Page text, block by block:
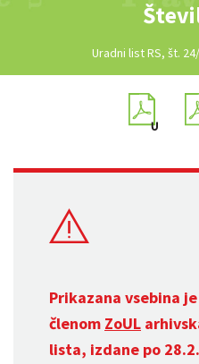
Uradni list RS, št.
Prikazana vsebina
členom ZoUL
lista, izdane po